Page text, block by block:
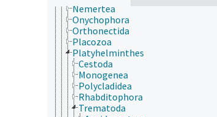
Nemertea
Onychophora
Orthonectida
Placozoa
Platyhelminthes
Cestoda
Monogenea
Polycladidea
Rhabditophora
Trematoda